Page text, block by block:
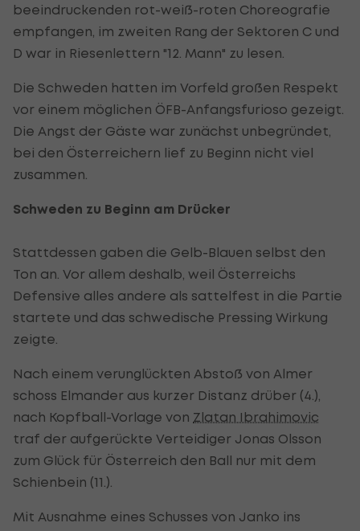
beeindruckenden rot-weiß-roten Choreografie
empfangen, im zweiten Rang der Sektoren C und
D war in Riesenlettern "12. Mann" zu lesen.
Die Schweden hatten im Vorfeld großen Respekt
vor einem möglichen ÖFB-Anfangsfurioso gezeigt.
Die Angst der Gäste war zunächst unbegründet,
bei den Österreichern lief zu Beginn nicht viel
zusammen.
Schweden zu Beginn am Drücker
Stattdessen gaben die Gelb-Blauen selbst den
Ton an. Vor allem deshalb, weil Österreichs
Defensive alles andere als sattelfest in die Partie
startete und das schwedische Pressing Wirkung
zeigte.
Nach einem verunglückten Abstoß von Almer
schoss Elmander aus kurzer Distanz drüber (4.),
nach Kopfball-Vorlage von Zlatan Ibrahimovic
traf der aufgerückte Verteidiger Jonas Olsson
zum Glück für Österreich den Ball nur mit dem
Schienbein (11.).
Mit Ausnahme eines Schusses von Janko ins